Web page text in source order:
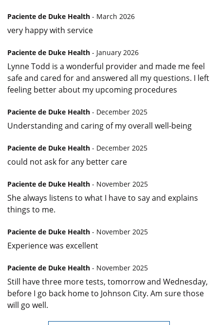
Paciente de Duke Health - March 2026
very happy with service
Paciente de Duke Health - January 2026
Lynne Todd is a wonderful provider and made me feel
safe and cared for and answered all my questions. I left
feeling better about my upcoming procedures
Paciente de Duke Health - December 2025
Understanding and caring of my overall well-being
Paciente de Duke Health - December 2025
could not ask for any better care
Paciente de Duke Health - November 2025
She always listens to what I have to say and explains
things to me.
Paciente de Duke Health - November 2025
Experience was excellent
Paciente de Duke Health - November 2025
Still have three more tests, tomorrow and Wednesday,
before I go back home to Johnson City. Am sure those
will go well.